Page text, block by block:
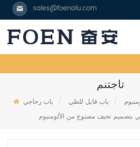
sales@foenalu.com
تاجتنم
/ باب قابل للطي /
باب زجاجي
بتصميم نحيف مصنوع من الألومنيوم